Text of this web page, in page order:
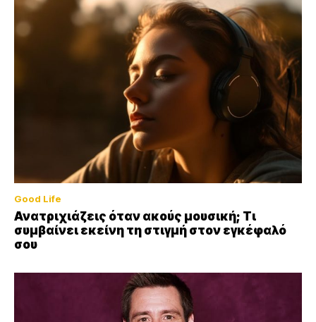
Good Life
Ανατριχιάζεις όταν ακούς μουσική; Τι
συμβαίνει εκείνη τη στιγμή στον εγκέφαλό
σου